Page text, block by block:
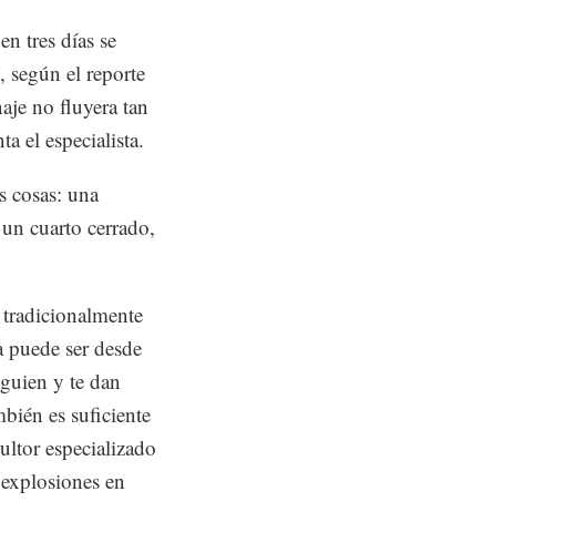
tres días se
según el reporte
no fluyera tan
el especialista.
cosas: una
cuarto cerrado,
ser desde
y te dan
es suficiente
especializado
en